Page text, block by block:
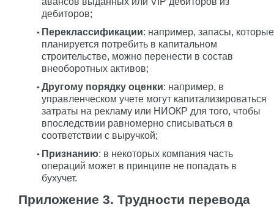
дебиторов;
Переклассификации: например, запасы, которые
планируется потребить в капитальном
строительстве, можно перенести в состав
внеоборотных активов;
Другому порядку оценки: например, в
управленческом учете могут капитализироваться
затраты на рекламу или НИОКР для того, чтобы
впоследствии равномерно списываться в
соответствии с выручкой;
Признанию: в некоторых компания часть
операций может в принципе не попадать в
бухучет.
Приложение 3. Трудности перевода